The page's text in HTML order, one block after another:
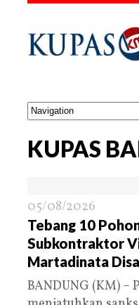
KUPAS
05/08/2026
Tebang 10
Subkontraktor
Martadinata
BANDUNG (KM) –